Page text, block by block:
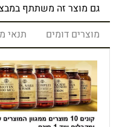
גם מוצר זה משתתף במבצע של
מוצרים דומים
תנאי